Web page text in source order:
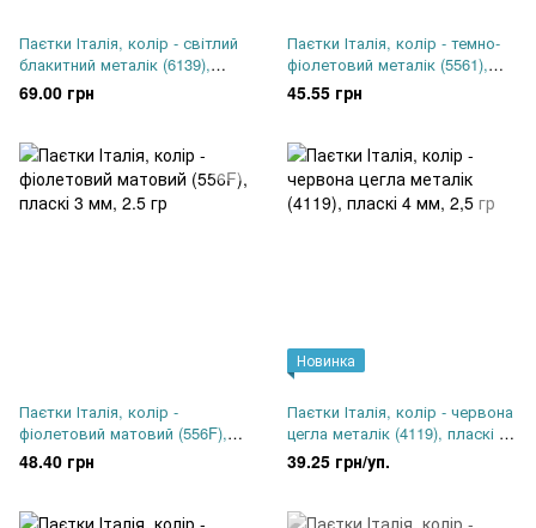
Паєтки Італія, колір - світлий
блакитний металік (6139),
чаша 4 мм, 2.5 гр
69.00 грн
Паєтки Італія, колір - темно-
фіолетовий металік (5561),
пласкі 3 мм, 2.5 гр
45.55 грн
Паєтки Італія, колір -
фіолетовий матовий (556F),
пласкі 3 мм, 2.5 гр
48.40 грн
Новинка
Паєтки Італія, колір - червона
цегла металік (4119), пласкі 4
мм, 2,5 гр
39.25 грн/уп.